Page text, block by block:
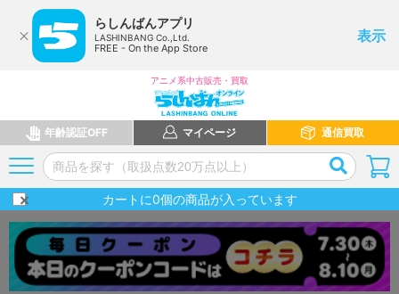
らしんばんアプリ
LASHINBANG Co.,Ltd.
FREE - On the App Store
表示
アニメ系中古販売・買取
年齢認証OFF マイページ 通信買取
カートに0個の商品が入っています